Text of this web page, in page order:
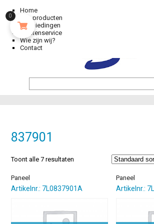
Home
Alle producten
Aanbiedingen
Klantenservice
Wie zijn wij?
Contact
837901
Toont alle 7 resultaten
Paneel
Artikelnr.: 7L0837901A
Paneel
Artikelnr.:
0